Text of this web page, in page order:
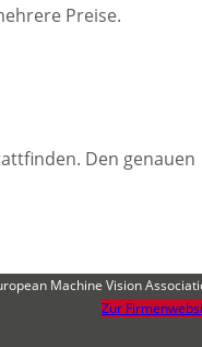
Preise.
Den genauen
Machine Vision
Zur